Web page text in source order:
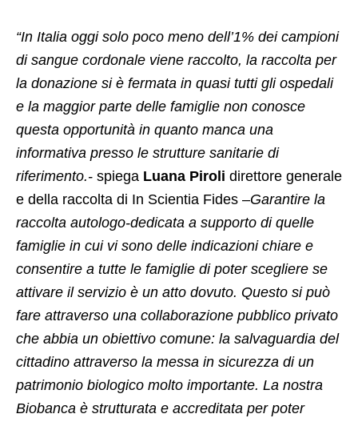
“In Italia oggi solo poco meno dell’1% dei campioni
di sangue cordonale viene raccolto, la raccolta per
la donazione si è fermata in quasi tutti gli ospedali
e la maggior parte delle famiglie non conosce
questa opportunità in quanto manca una
informativa presso le strutture sanitarie di
riferimento.- spiega Luana Piroli direttore generale
e della raccolta di In Scientia Fides –Garantire la
raccolta autologo-dedicata a supporto di quelle
famiglie in cui vi sono delle indicazioni chiare e
consentire a tutte le famiglie di poter scegliere se
attivare il servizio è un atto dovuto. Questo si può
fare attraverso una collaborazione pubblico privato
che abbia un obiettivo comune: la salvaguardia del
cittadino attraverso la messa in sicurezza di un
patrimonio biologico molto importante. La nostra
Biobanca è strutturata e accreditata per poter